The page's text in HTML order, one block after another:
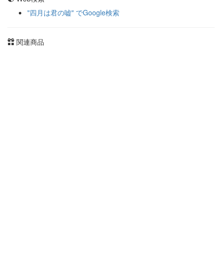
"四月は君の嘘" でGoogle検索
関連商品